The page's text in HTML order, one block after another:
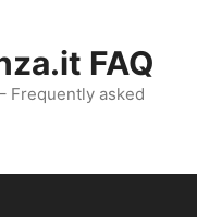
FAQ
Frequently asked